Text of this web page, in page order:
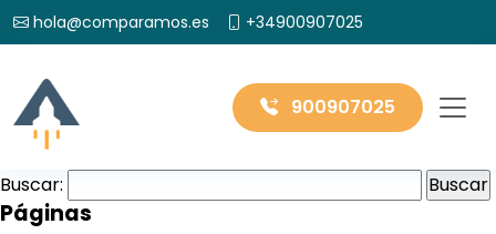
hola@comparamos.es +34900907025
900907025
Buscar:
Páginas